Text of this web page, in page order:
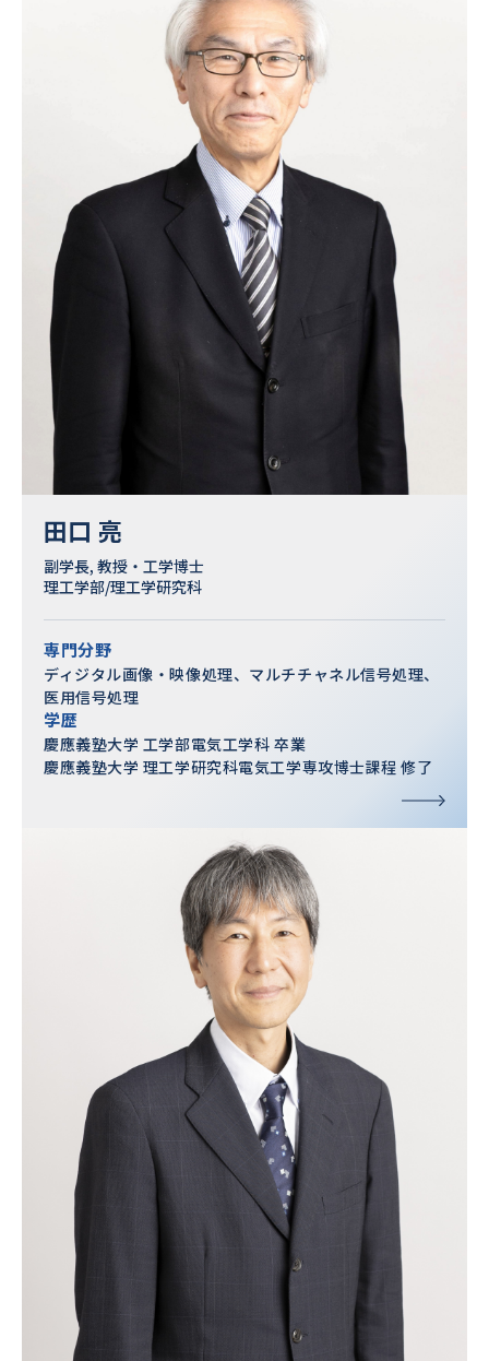
田口 亮
副学長, 教授・工学博士
理工学部/理工学研究科
専門分野
ディジタル画像・映像処理、マルチチャネル信号処理、
医用信号処理
学歴
慶應義塾大学 工学部電気工学科 卒業
慶應義塾大学 理工学研究科電気工学専攻博士課程 修了